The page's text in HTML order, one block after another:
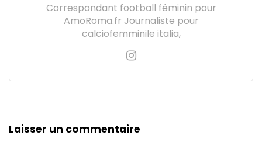
Correspondant football féminin pour
AmoRoma.fr Journaliste pour
calciofemminile italia,
Laisser un commentaire